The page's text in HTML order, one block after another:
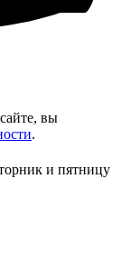
вы
.
и пятницу